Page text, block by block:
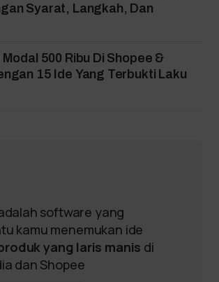
Syarat, Langkah, Dan
500 Ribu Di Shopee &
15 Ide Yang Terbukti Laku
software yang
kamu menemukan ide
yang laris manis di
dan Shopee